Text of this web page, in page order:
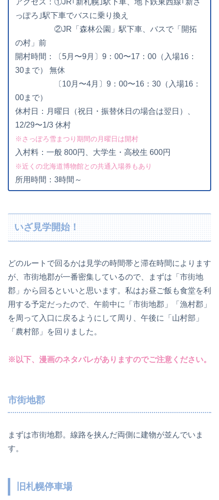
アクセス：①JR｢新札幌｣駅下車、地下鉄東西線｢新さ
っぽろ｣駅下車でバスに乗り換え
②JR「森林公園」駅下車、バスで「開拓
の村」前
開村時間：〔5月〜9月〕9：00〜17：00（入場16：
30まで） 無休
〔10月〜4月〕9：00〜16：30（入場16：
00まで）
休村日：月曜日（祝日・振替休日の場合は翌日）、
12/29〜1/3 休村
※さっぽろ雪まつり期間の月曜日は開村
入村料：一般 800円、大学生・高校生 600円
※近くの北海道博物館との共通入場券もあり
所用時間：3時間～
いざ見学開始！
どのルートで回るかは見学の時間帯と滞在時間によります
が、市街地郡が一番密集しているので、まずは「市街地
郡」から回るといいと思います。私はお昼ご飯も食堂を利
用する予定だったので、午前中に「市街地郡」「漁村郡」
を周って入口に戻るようにして周り、午後に「山村部」
「農村部」を回りました。
※以下、漫画のネタバレがありますのでご注意ください。
市街地郡
まずは市街地郡。線路を挟んだ両側に建物が並んでいま
す。
旧札幌停車場